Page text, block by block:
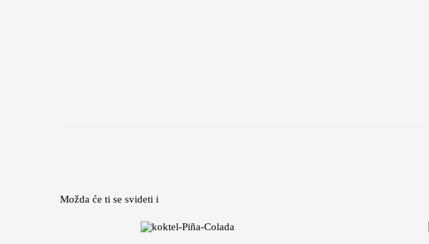
Možda će ti se svideti i